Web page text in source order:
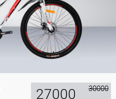
27000 30000